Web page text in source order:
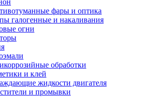
фары и оптика
галогенные и накаливания
огни
обработки
и клей
жидкости двигателя
и промывки